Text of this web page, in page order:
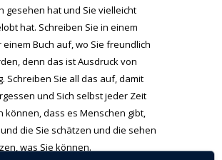
gesehen hat und Sie vielleicht
hat. Schreiben Sie in einem
Buch auf, wo Sie freundlich
denn das ist Ausdruck von
Schreiben Sie all das auf, damit
und Sich selbst jeder Zeit
dass es Menschen gibt,
die Sie schätzen und die sehen
was Sie können.